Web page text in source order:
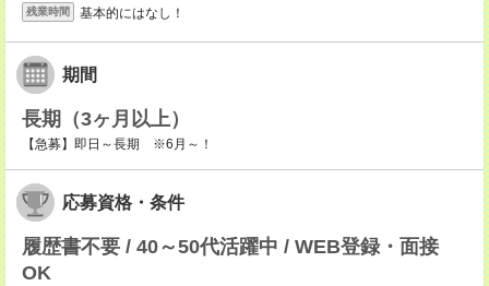
残業時間 基本的にはなし！
期間
長期（3ヶ月以上）
【急募】即日～長期 ※6月～！
応募資格・条件
履歴書不要 / 40～50代活躍中 / WEB登録・面接
OK